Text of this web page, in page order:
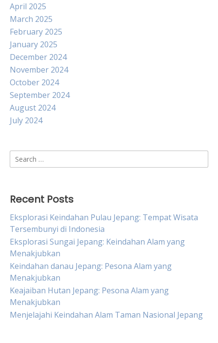
April 2025
March 2025
February 2025
January 2025
December 2024
November 2024
October 2024
September 2024
August 2024
July 2024
Search
for:
Recent Posts
Eksplorasi Keindahan Pulau Jepang: Tempat Wisata
Tersembunyi di Indonesia
Eksplorasi Sungai Jepang: Keindahan Alam yang
Menakjubkan
Keindahan danau Jepang: Pesona Alam yang
Menakjubkan
Keajaiban Hutan Jepang: Pesona Alam yang
Menakjubkan
Menjelajahi Keindahan Alam Taman Nasional Jepang